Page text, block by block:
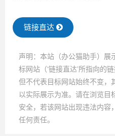
链接直达
声明：本站（办公猫助手）展
标网站（‘链接直达’所指向的
但不代表目标网站始终不变，
以实际展示为准。请在浏览目
安全，若该网站出现违法内容
任何责任。